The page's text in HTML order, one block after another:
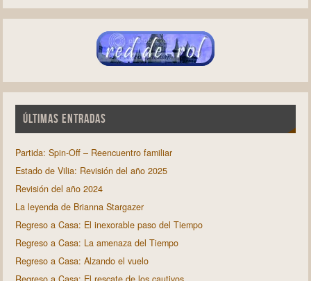
ÚLTIMAS ENTRADAS
Partida: Spin-Off – Reencuentro familiar
Estado de Vilia: Revisión del año 2025
Revisión del año 2024
La leyenda de Brianna Stargazer
Regreso a Casa: El inexorable paso del Tiempo
Regreso a Casa: La amenaza del Tiempo
Regreso a Casa: Alzando el vuelo